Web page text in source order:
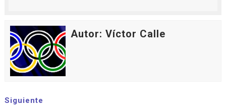
Autor: Víctor Calle
Siguiente